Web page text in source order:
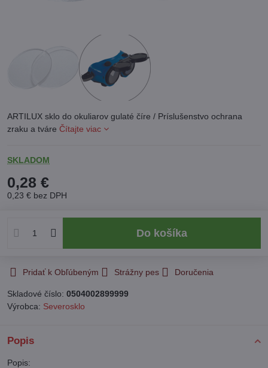
ARTILUX sklo do okuliarov gulaté číre / Príslušenstvo ochrana
zraku a tváre Čítajte viac
SKLADOM
0,28 €
0,23 € bez DPH
Do košíka
Pridať k Obľúbeným Strážny pes Doručenia
Skladové číslo: 0504002899999
Výrobca: Severosklo
Popis
Popis: